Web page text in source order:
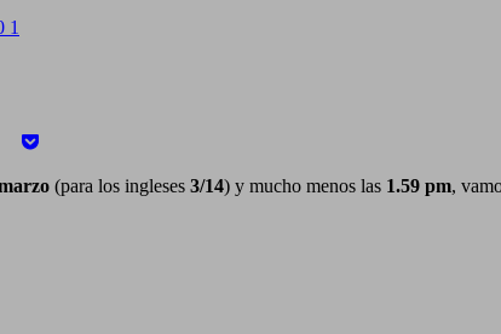
1
Compartir
Pocket
(para los ingleses3/14) y mucho menos las 1.59 pm,